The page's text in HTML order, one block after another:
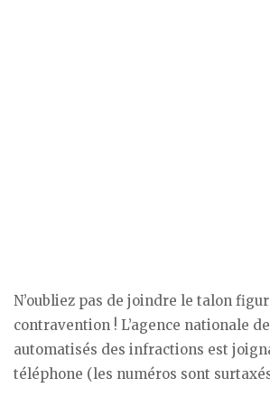
N’oubliez pas de joindre le talon
contravention ! L’agence nationale
automatisés des infractions est
téléphone (les numéros sont